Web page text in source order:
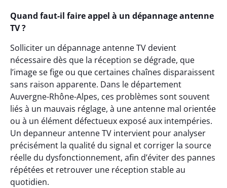
Quand faut-il faire appel à un dépannage antenne
TV ?
Solliciter un dépannage antenne TV devient
nécessaire dès que la réception se dégrade, que
l’image se fige ou que certaines chaînes disparaissent
sans raison apparente. Dans le département
Auvergne-Rhône-Alpes, ces problèmes sont souvent
liés à un mauvais réglage, à une antenne mal orientée
ou à un élément défectueux exposé aux intempéries.
Un depanneur antenne TV intervient pour analyser
précisément la qualité du signal et corriger la source
réelle du dysfonctionnement, afin d’éviter des pannes
répétées et retrouver une réception stable au
quotidien.